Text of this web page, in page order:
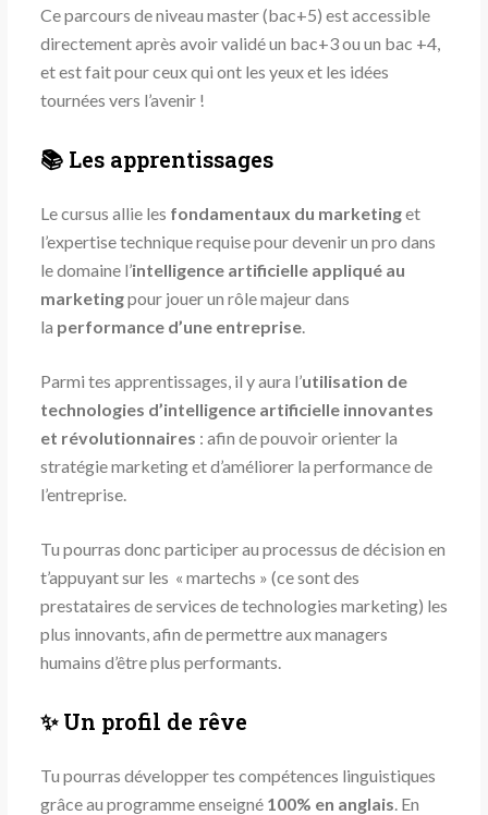
Ce parcours de niveau master (bac+5) est accessible
directement après avoir validé un bac+3 ou un bac +4,
et est fait pour ceux qui ont les yeux et les idées
tournées vers l’avenir !
📚 Les apprentissages
Le cursus allie les fondamentaux du marketinget
l’expertise technique requise pour devenir un pro dans
le domaine l’intelligence artificielle appliqué au
marketingpour jouer un rôle majeur dans
la performance d’une entreprise.
Parmi tes apprentissages, il y aura l’utilisation de
technologies d’intelligence artificielle innovantes
et révolutionnaires : afin de pouvoir orienter la
stratégie marketing et d’améliorer la performance de
l’entreprise.
Tu pourras donc participer au processus de décision en
t’appuyant sur les « martechs » (ce sont des
prestataires de services de technologies marketing) les
plus innovants, afin de permettre aux managers
humains d’être plus performants.
✨ Un profil de rêve
Tu pourras développer tes compétences linguistiques
grâce au programme enseigné 100% en anglais. En